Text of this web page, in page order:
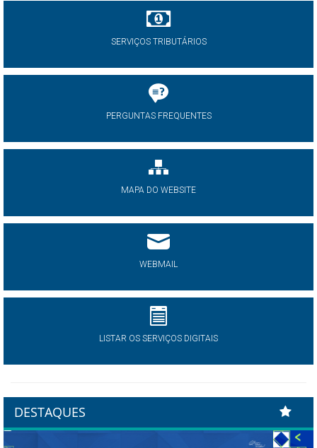
SERVIÇOS TRIBUTÁRIOS
PERGUNTAS FREQUENTES
MAPA DO WEBSITE
WEBMAIL
LISTAR OS SERVIÇOS DIGITAIS
DESTAQUES